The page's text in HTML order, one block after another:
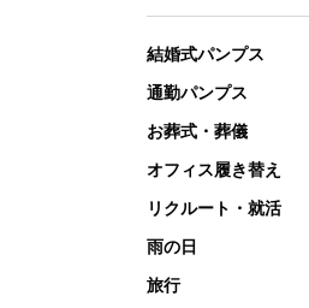
結婚式パンプス
通勤パンプス
お葬式・葬儀
オフィス履き替え
リクルート・就活
雨の日
旅行